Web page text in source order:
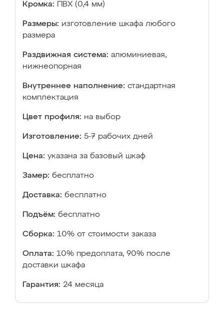
Кромка: ПВХ (0,4 мм)
Размеры: изготовление шкафа любого
размера
Раздвижная система: алюминиевая,
нижнеопорная
Внутреннее наполнение: стандартная
комплектация
Цвет профиля: на выбор
Изготовление: 5-7 рабочих дней
Цена: указана за базовый шкаф
Замер: бесплатно
Доставка: бесплатно
Подъём: бесплатно
Сборка: 10% от стоимости заказа
Оплата: 10% предоплата, 90% после
доставки шкафа
Гарантия: 24 месяца